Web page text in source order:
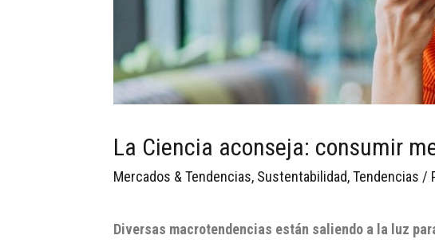
La Ciencia aconseja: consumir
Mercados & Tendencias, Sustentabilidad,Tendencias /
Diversas macrotendencias están saliendo a la luz